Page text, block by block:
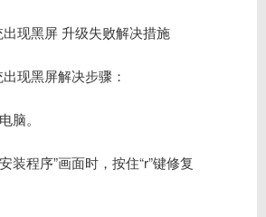
现黑屏 升级失败解决措施
现黑屏解决步骤：
脑。
装程序”画面时，按住“r”键修复